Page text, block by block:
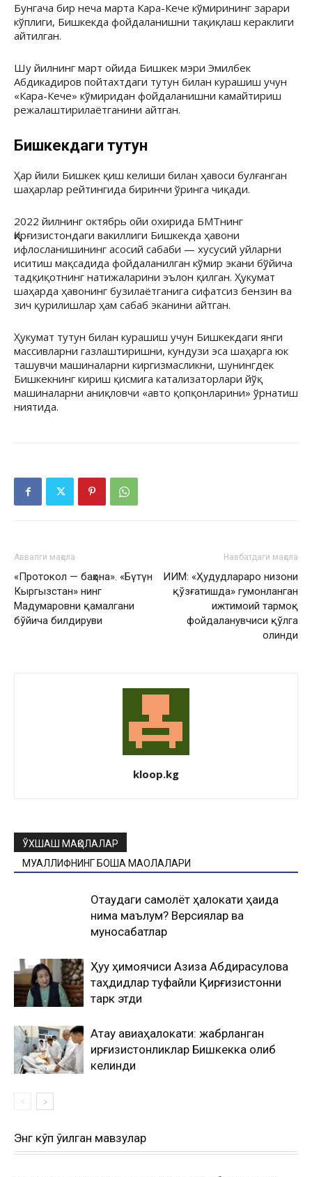
Бунгача бир неча марта Кара-Кече кўмирининг зарари
кўплиги, Бишкекда фойдаланишни тақиқлаш кераклиги
айтилган.
Шу йилнинг март ойида Бишкек мэри Эмилбек
Абдикадиров пойтахтдаги тутун билан курашиш учун
«Кара-Кече» кўмиридан фойдаланишни камайтириш
режалаштирилаётганини айтган.
Бишкекдаги тутун
Ҳар йили Бишкек қиш келиши билан ҳавоси булғанган
шаҳарлар рейтингида биринчи ўринга чиқади.
2022 йилнинг октябрь ойи охирида БМТнинг
Қирғизистондаги вакиллиги Бишкекда ҳавони
ифлосланишининг асосий сабаби — хусусий уйларни
иситиш мақсадида фойдаланилган кўмир экани бўйича
тадқиқотнинг натижаларини эълон қилган. Ҳукумат
шаҳарда ҳавонинг бузилаётганига сифатсиз бензин ва
зич қурилишлар ҳам сабаб эканини айтган.
Ҳукумат тутун билан курашиш учун Бишкекдаги янги
массивларни газлаштиришни, кундузи эса шаҳарга юк
ташувчи машиналарни киргизмасликни, шунингдек
Бишкекнинг кириш қисмига катализаторлари йўқ
машиналарни аниқловчи «авто қопқонларини» ўрнатиш
ниятида.
Аввалги мақола
«Протокол — баҳона». «Бүтүн
Кыргызстан» нинг
Мадумаровни қамалгани
бўйича билдируви
Навбатдаги мақола
ИИМ: «Ҳудудлараро низони
қўзғатишда» гумонланган
ижтимоий тармоқ
фойдаланувчиси қўлга
олинди
kloop.kg
ЎХШАШ МАҚОЛАЛАР
МУАЛЛИФНИНГ БОШҚА МАҚОЛАЛАРИ
Оқтаудаги самолёт ҳалокати ҳақида
нима маълум? Версиялар ва
муносабатлар
Ҳуқуқ ҳимоячиси Азиза Абдирасулова
таҳдидлар туфайли Қирғизистонни
тарк этди
Ақтау авиаҳалокати: жабрланган
қирғизистонликлар Бишкекка олиб
келинди
Энг кўп ўқилган мавзулар